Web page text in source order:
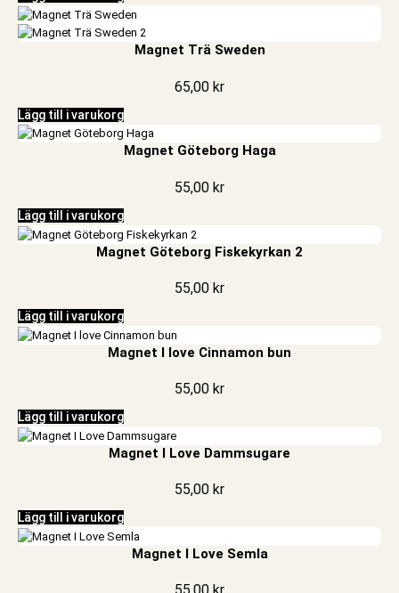
Magnet Trä Sweden
65,00 kr
Lägg till i varukorg
Magnet Göteborg Haga
55,00 kr
Lägg till i varukorg
Magnet Göteborg Fiskekyrkan 2
55,00 kr
Lägg till i varukorg
Magnet I love Cinnamon bun
55,00 kr
Lägg till i varukorg
Magnet I Love Dammsugare
55,00 kr
Lägg till i varukorg
Magnet I Love Semla